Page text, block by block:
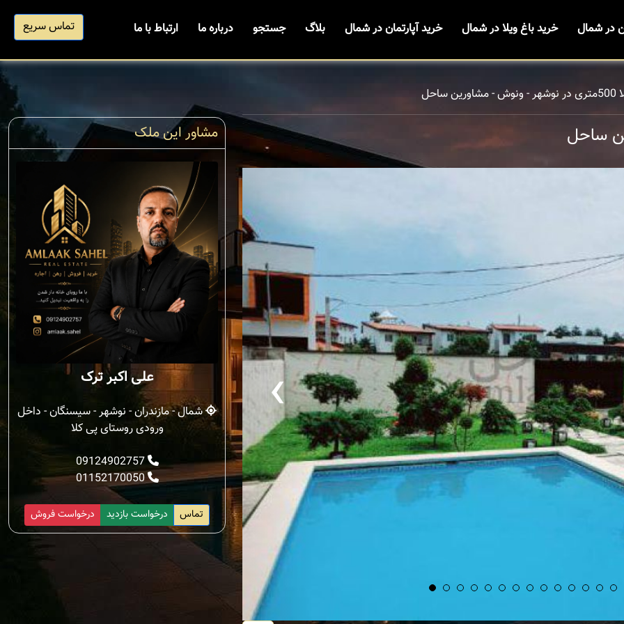
در شمال خرید باغ ویلا در شمال خرید آپارتمان در شمال بلاگ جستجو درباره ما ارتباط با ما تماس سریع
‹
مشاور این ملک
علی اکبر ترک
شمال - مازندران - نوشهر - سیسنگان - داخل
ورودی روستای پی کلا
09124902757
01152170050
درخواست فروش درخواست بازدید تماس